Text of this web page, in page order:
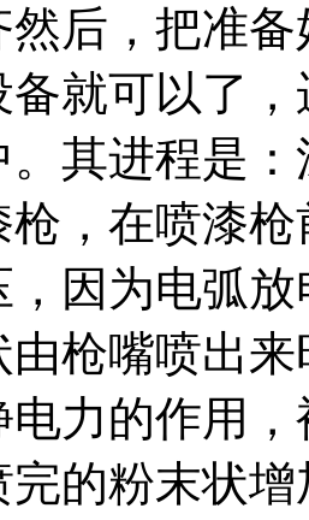
后，把准
备就可以了
其进程是
，在喷漆
，因为电弧
枪嘴喷出
力的作用
完的粉末状